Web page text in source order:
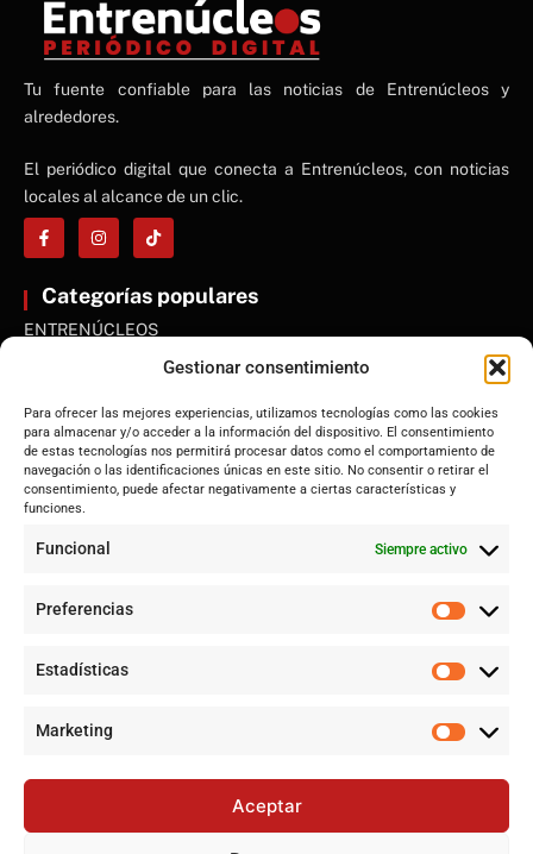
Gestionar consentimiento
Para ofrecer las mejores experiencias, utilizamos tecnologías como las cookies
para almacenar y/o acceder a la información del dispositivo. El consentimiento
de estas tecnologías nos permitirá procesar datos como el comportamiento de
navegación o las identificaciones únicas en este sitio. No consentir o retirar el
consentimiento, puede afectar negativamente a ciertas características y
funciones.
Funcional Siempre activo
Preferencias
Estadísticas
Marketing
Aceptar
NE
NEWS ELEMENTOR
Tu fuente confiable para las noticias de Entrenúcleos y
alrededores.
El periódico digital que conecta a Entrenúcleos, con noticias
locales al alcance de un clic.
Categorías populares
ENTRENÚCLEOS
Andalucía
Internacional
Tecnología
Sociedad
Jujutsu Kaisen: Cuando El Shōnen Decidió Crecer Sin Renunciar
Jujutsu Kaisen: El Shōnen que decidió evolucionar sin perder su